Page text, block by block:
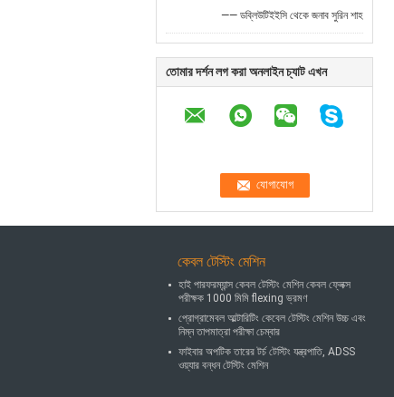
—— ডব্লিউটিইইসি থেকে জনাব সুরিন শাহ
তোমার দর্শন লগ করা অনলাইন চ্যাট এখন
কেবল টেস্টিং মেশিন
হাই পারফরম্যান্স কেবল টেস্টিং মেশিন কেবল ফ্লেক্স
পরীক্ষক 1000 মিমি flexing ভ্রমণ
প্রোগ্রামেবল আল্টারিটিং কেবেল টেস্টিং মেশিন উচ্চ এবং
নিম্ন তাপমাত্রা পরীক্ষা চেম্বার
ফাইবার অপটিক তারের টর্চ টেস্টিং যন্ত্রপাতি, ADSS
ওয়্যার বন্ধন টেস্টিং মেশিন